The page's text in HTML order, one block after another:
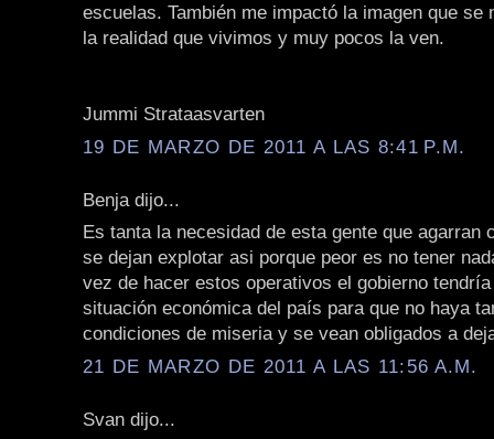
escuelas. También me impactó la imagen que se
la realidad que vivimos y muy pocos la ven.
Jummi Strataasvarten
19 DE MARZO DE 2011 A LAS 8:41 P.M.
Benja dijo...
Es tanta la necesidad de esta gente que agarran
se dejan explotar asi porque peor es no tener
vez de hacer estos operativos el gobierno
situación económica del país para que no haya
condiciones de miseria y se vean obligados a
21 DE MARZO DE 2011 A LAS 11:56 A.M.
Svan dijo...